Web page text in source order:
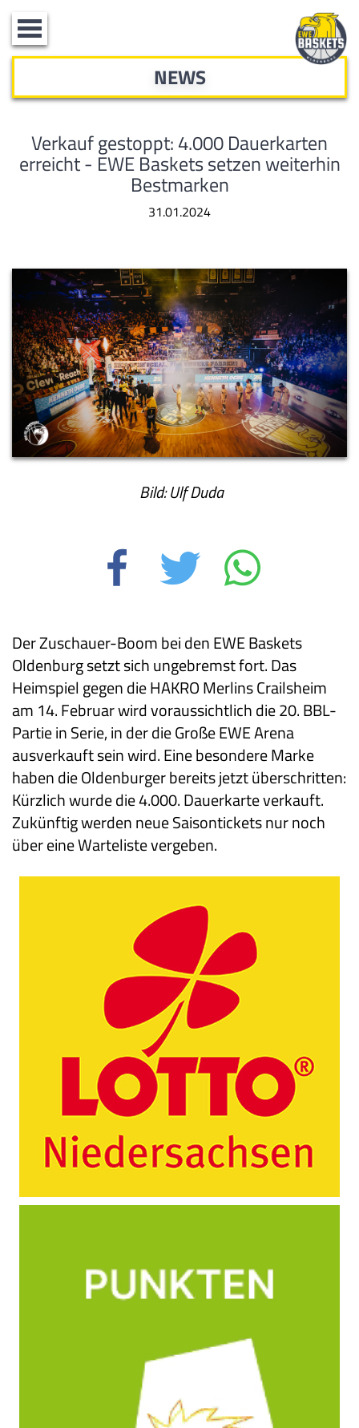
Toggle
navigation
NEWS
Verkauf gestoppt: 4.000 Dauerkarten
erreicht - EWE Baskets setzen weiterhin
Bestmarken
31.01.2024
Bild: Ulf Duda
Der Zuschauer-Boom bei den EWE Baskets
Oldenburg setzt sich ungebremst fort. Das
Heimspiel gegen die HAKRO Merlins Crailsheim
am 14. Februar wird voraussichtlich die 20. BBL-
Partie in Serie, in der die Große EWE Arena
ausverkauft sein wird. Eine besondere Marke
haben die Oldenburger bereits jetzt überschritten:
Kürzlich wurde die 4.000. Dauerkarte verkauft.
Zukünftig werden neue Saisontickets nur noch
über eine Warteliste vergeben.